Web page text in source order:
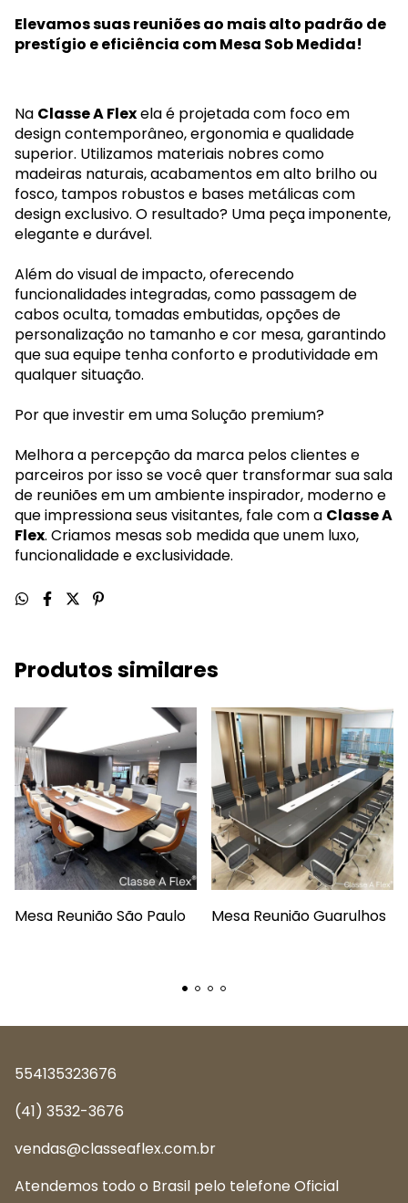
Elevamos suas reuniões ao mais alto padrão de
prestígio e eficiência com Mesa Sob Medida!
Na Classe A Flexela é projetada com foco em
design contemporâneo, ergonomia e qualidade
superior. Utilizamos materiais nobres como
madeiras naturais, acabamentos em alto brilho ou
fosco, tampos robustos e bases metálicas com
design exclusivo. O resultado? Uma peça imponente,
elegante e durável.
Além do visual de impacto, oferecendo
funcionalidades integradas, como passagem de
cabos oculta, tomadas embutidas, opções de
personalização no tamanho e cor mesa, garantindo
que sua equipe tenha conforto e produtividade em
qualquer situação.
Por que investir em uma Solução premium?
Melhora a percepção da marca pelos clientes e
parceiros por isso se você quer transformar sua sala
de reuniões em um ambiente inspirador, moderno e
que impressiona seus visitantes, fale com a Classe A
Flex. Criamos mesas sob medida que unem luxo,
funcionalidade e exclusividade.
Produtos similares
Mesa Reunião São Paulo Mesa Reunião Guarulhos
554135323676
(41) 3532-3676
vendas@classeaflex.com.br
Atendemos todo o Brasil pelo telefone Oficial